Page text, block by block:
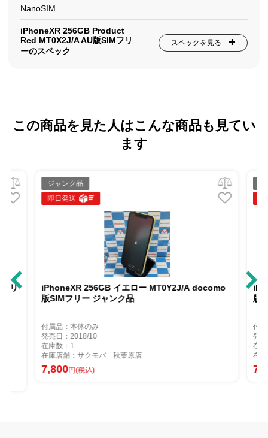
NanoSIM
iPhoneXR 256GB Product
Red MT0X2J/A AU版SIMフリ
ーのスペック
スペックを見る
この商品を見た人はこんな商品も見てい
ます
リ
ジャンク品
即日発送
iPhoneXR 256GB イエロー MT0Y2J/A docomo
版SIMフリー ジャンク品
付属品：本体のみ
発売日：2018/10
在庫数：1
在庫店舗：サクモバ 秋葉原店
7,800円(税込)
版
付
発
在
在